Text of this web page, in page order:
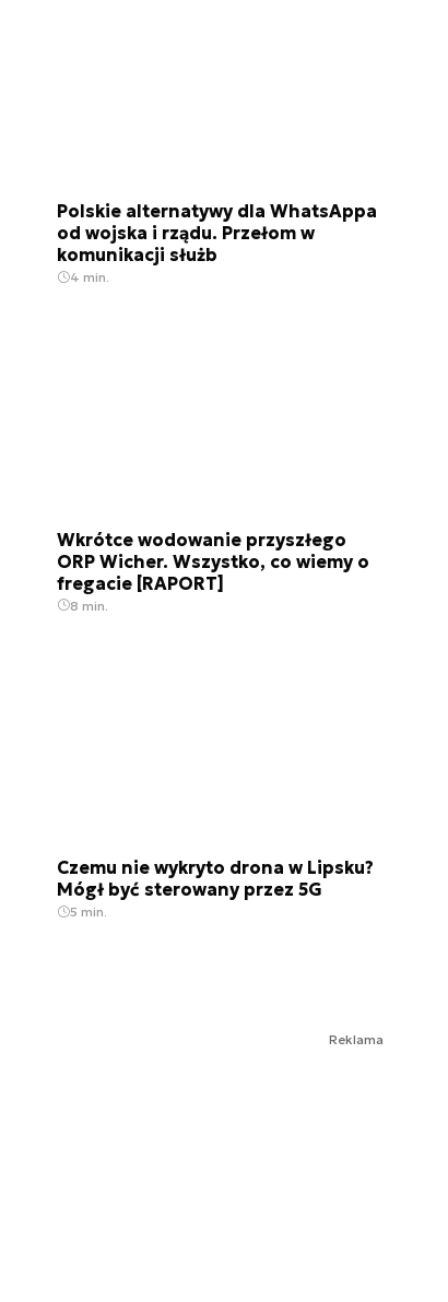
Polskie alternatywy dla WhatsAppa
od wojska i rządu. Przełom w
komunikacji służb
4 min.
Wkrótce wodowanie przyszłego
ORP Wicher. Wszystko, co wiemy o
fregacie [RAPORT]
8 min.
Czemu nie wykryto drona w Lipsku?
Mógł być sterowany przez 5G
5 min.
Reklama